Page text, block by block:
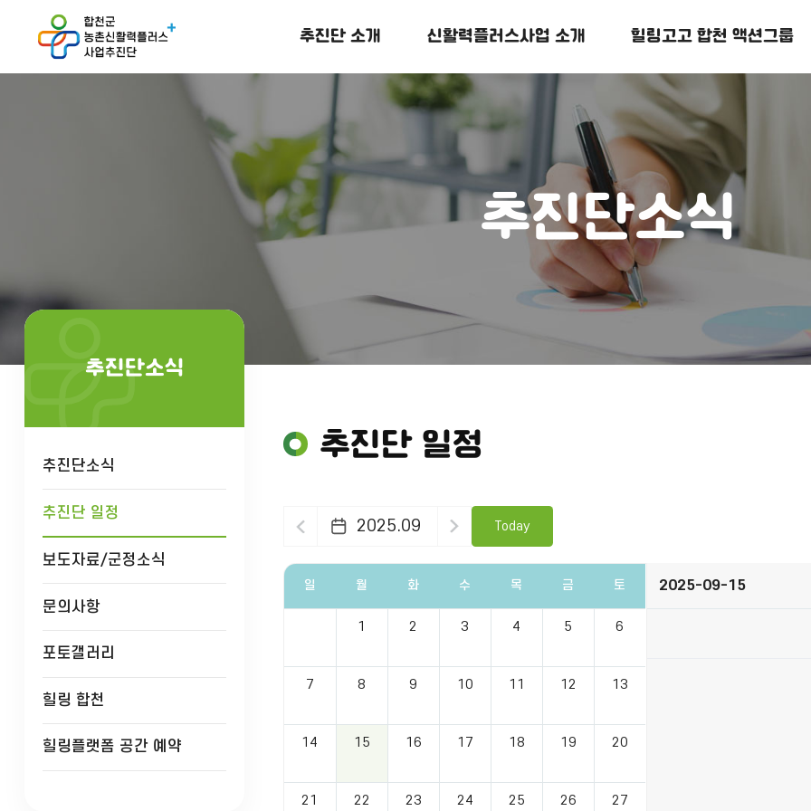
추진단 소개 신활력플러스사업 소개 힐링고고합천 액션그룹
추진단소식
추진단소식
추진단소식
추진단 일정
보도자료/군정소식
문의사항
포토갤러리
힐링 합천
힐링플랫폼 공간 예약
추진단 일정
2025.09 Today
수,
요
일 월 화 수 목 금 토
1 2 3 4 5 6
7 8 9 10 11 12 13
14 15 16 17 18 19 20
21 22 23 24 25 26 27
2025-09-15